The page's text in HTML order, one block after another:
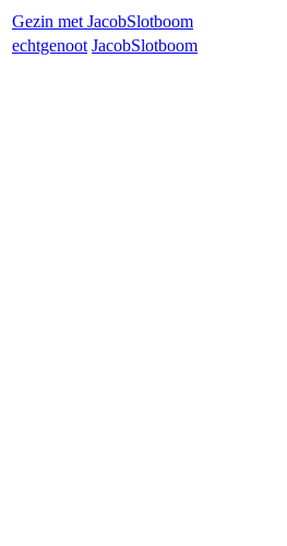
Gezin met JacobSlotboom
echtgenoot JacobSlotboom